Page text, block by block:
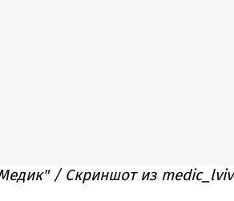
/ Скриншот из medic_lviv